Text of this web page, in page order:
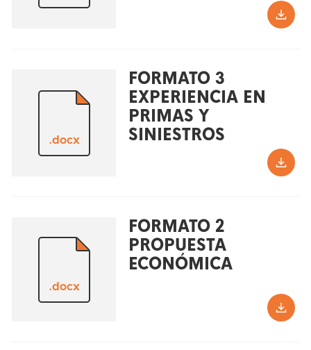
.docx
FORMATO 3
EXPERIENCIA EN
PRIMAS Y
SINIESTROS
.docx
FORMATO 2
PROPUESTA
ECONÓMICA